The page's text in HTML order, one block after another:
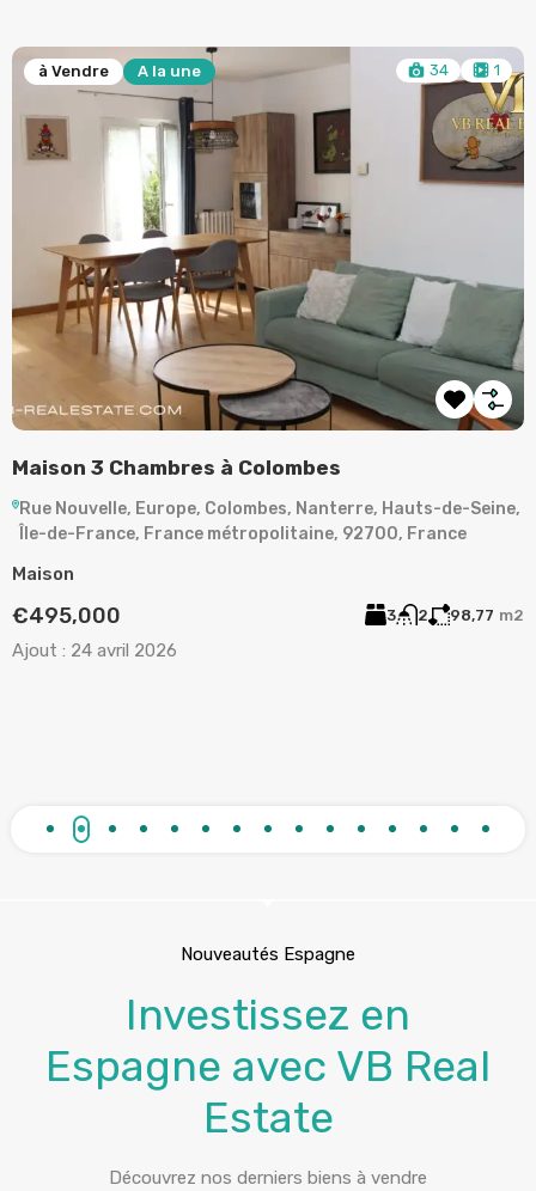
34
à Colombes
Colombes, Nanterre, Hauts-de-Seine,
métropolitaine, 92700, France
à Vendre A la
PIÈCES
Rue de Plaisance,
Appartement
Nouveautés Espagne
Investissez en
Espagne avec VB Real
Estate
Découvrez nos derniers biens à vendre